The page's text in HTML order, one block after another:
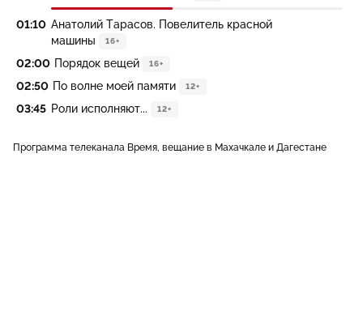
01:10 Анатолий Тарасов. Повелитель красной
машины
16+
02:00 Порядок вещей 16+
02:50 По волне моей памяти 12+
03:45 Роли исполняют... 12+
Программа телеканала Время, вещание в Махачкале и Дагестане